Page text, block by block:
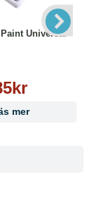
Universal
mer